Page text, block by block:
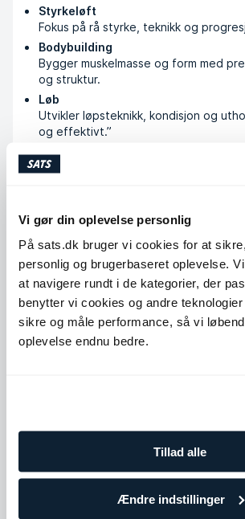
Vi gør din oplevelse personlig
På sats.dk bruger vi cookies for at
personlig og brugerbaseret oplevelse.
at navigere rundt i de kategorier, der
benytter vi cookies og andre
sikre og måle performance, så vi
oplevelse endnu bedre.
Tillad alle
Ændre indstillinger
Styrkeløft
Fokus på rå styrke, teknikk og
Bodybuilding
Bygger muskelmasse og form med
og struktur.
Løb
Utvikler løpsteknikk, kondisjon og
og effektivt.”
trener
AFPT- Akademiet for personlig trener
Køb klip
Onsdag